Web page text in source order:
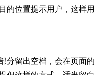
的位置提示用户，这样用
分留出空档，会在页面的